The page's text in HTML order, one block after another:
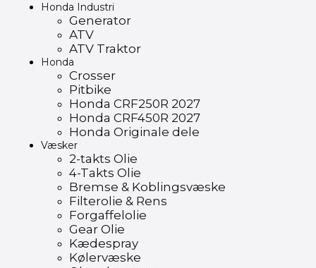
Honda Industri
Generator
ATV
ATV Traktor
Honda
Crosser
Pitbike
Honda CRF250R 2027
Honda CRF450R 2027
Honda Originale dele
Væsker
2-takts Olie
4-Takts Olie
Bremse & Koblingsvæske
Filterolie & Rens
Forgaffelolie
Gear Olie
Kædespray
Kølervæske